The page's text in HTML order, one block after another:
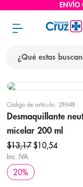
ENVÍO
Código de artículo: 28948
Desmaquillante
micelar 200 ml
$13,17 $10,54
Inc. IVA
20%
términos más
protector solar
2. pañales
3. eucerin
4 .
5. nivea